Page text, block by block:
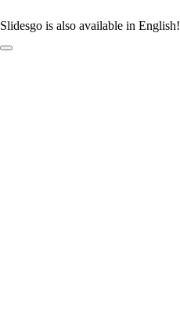
Slidesgo is also available in English!